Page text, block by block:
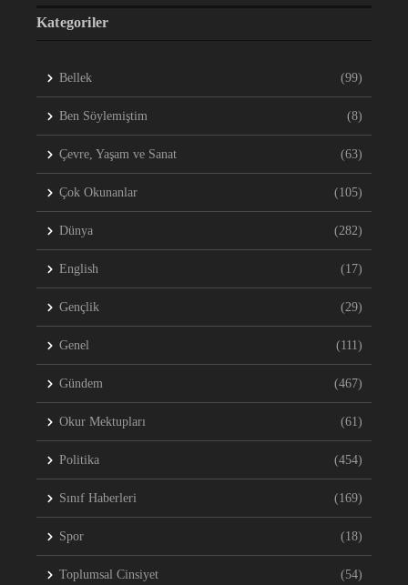
Kategoriler
Bellek (99)
Ben Söylemiştim (8)
Çevre, Yaşam ve Sanat (63)
Çok Okunanlar (105)
Dünya (282)
English (17)
Gençlik (29)
Genel (111)
Gündem (467)
Okur Mektupları (61)
Politika (454)
Sınıf Haberleri (169)
Spor (18)
Toplumsal Cinsiyet (54)